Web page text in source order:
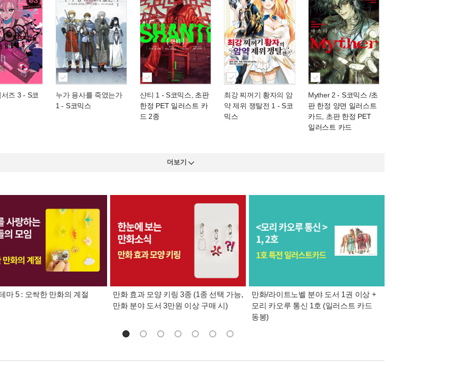
즈 3 - S코
누가 용사를 죽였는가
1 - S코믹스
샨티 1 - S코믹스, 초판
한정 PET 일러스트 카
드 2종
최강 찌꺼기 황자의 암
약 제위 쟁탈전 1 - S코
믹스
Myther 2 - S코믹스 /초
판 한정 양면 일러스트
카드, 초판 한정 PET
일러스트 카드
더보기
마 5 : 오싹한 만화의 계절
만화 효과 모양 키링 3종 (1종 선택 가능,
만화 분야 도서 3만원 이상 구매 시)
만화/라이트노벨 분야 도서 1권 이상 +
모리 카오루 통신 1호 (일러스트 카드
동봉)